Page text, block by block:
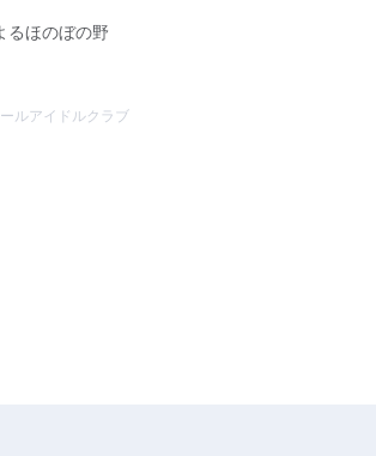
るほのぼの野
ルアイドルクラブ